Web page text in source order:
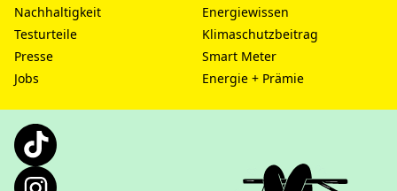
Nachhaltigkeit
Testurteile
Presse
Jobs
Energiewissen
Klimaschutzbeitrag
Smart Meter
Energie + Prämie